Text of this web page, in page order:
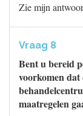
Zie mijn
Vraag 8
Bent u bereid
voorkomen
maatregelen